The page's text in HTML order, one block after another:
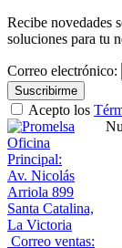
Recibe novedades
soluciones para tu
Correo electrónico:
Suscribirme
Acepto los
Oficina
Principal:
Av. Nicolás
Arriola 899
Santa Catalina,
La Victoria
Correo ventas: